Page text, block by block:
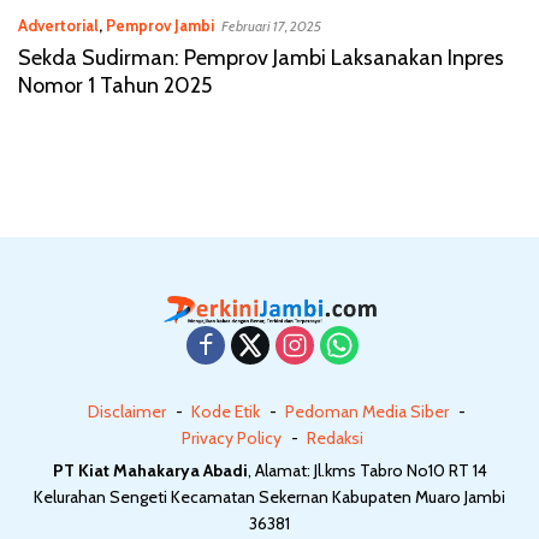
Advertorial, Pemprov Jambi Februari 17, 2025
Sekda Sudirman: Pemprov Jambi Laksanakan Inpres
Nomor 1 Tahun 2025
Disclaimer Kode Etik
Pedoman Media Siber
Privacy Policy
Redaksi
PT Kiat Mahakarya Abadi, Alamat: Jl.kms Tabro No10 RT 14
Kelurahan Sengeti Kecamatan Sekernan Kabupaten Muaro Jambi
36381